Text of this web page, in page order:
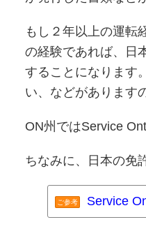
もし２年以上の運転
の経験であれば、日
することになります
い、などがあります
ON州ではService
ちなみに、日本の免
ご参考 Service